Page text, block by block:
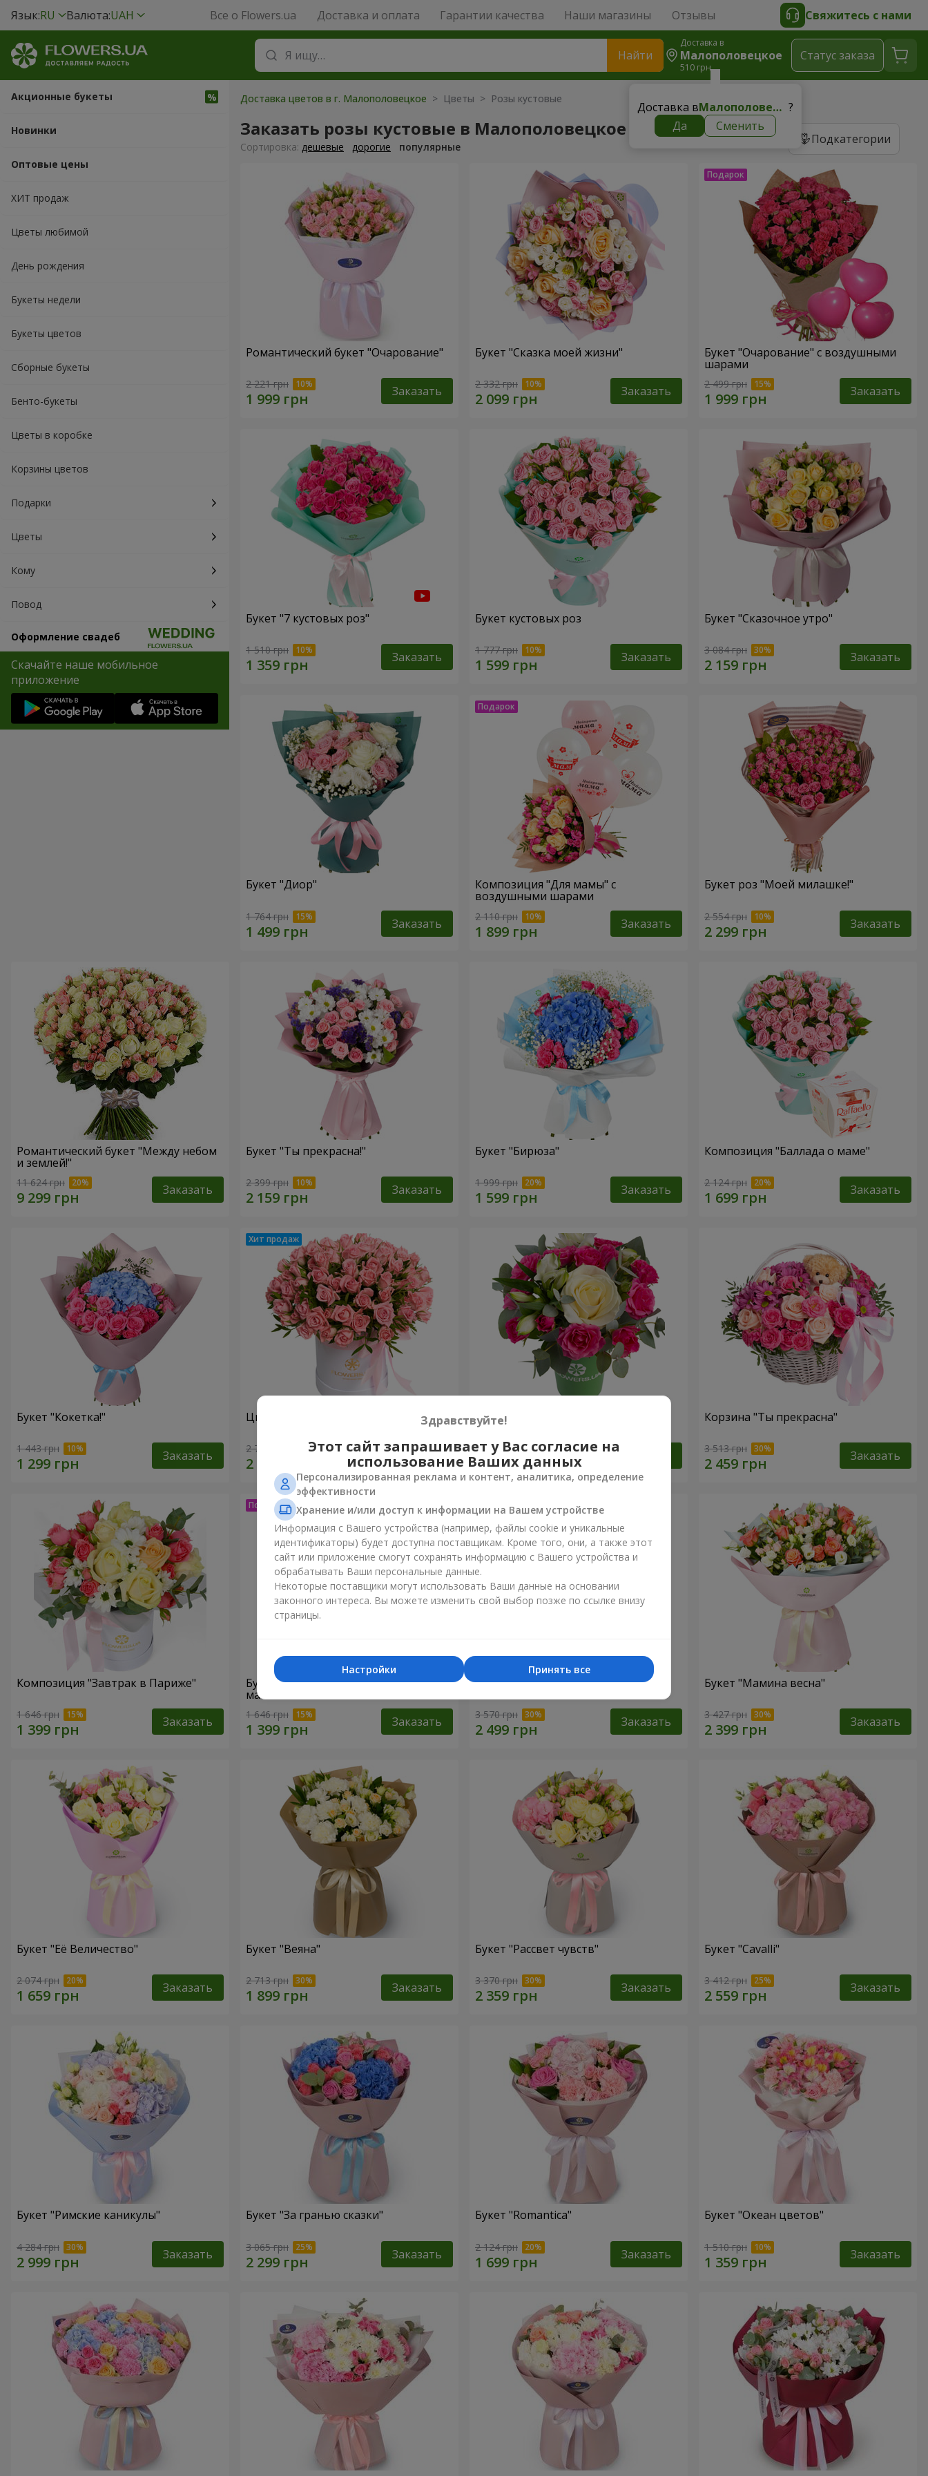
Язык:RU Валюта:UAH Все о Flowers.ua Доставка и оплата Гарантии качества Наши магазины Отзывы Свяжитесь с нами
Найти
Доставка в
Малополовецкое
510 грн
Доставка в Малополовецкое ?
Да
Сменить
Cтатус заказа
Акционные букеты
Новинки
Оптовые цены
ХИТ продаж
Цветы любимой
День рождения
Букеты недели
Букеты цветов
Сборные букеты
Бенто-букеты
Цветы в коробке
Корзины цветов
Подарки
Цветы
Кому
Повод
Оформление свадеб
Скачайте наше мобильное
приложение
Доставка цветов в г. Малополовецкое > Цветы > Розы кустовые
Заказать розы кустовые в Малополовецкое Подкатегории
Cортировка: дешевые дорогие популярные
Романтический букет "Очарование"
2 221 грн Заказать
Букет "Сказка моей жизни"
2 332 грн Заказать
Букет "Очарование" с воздушными
шарами
2 499 грн Заказать
Букет "7 кустовых роз"
1 510 грн Заказать
Букет кустовых роз
1 777 грн Заказать
Букет "Сказочное утро"
3 084 грн Заказать
Букет "Диор"
1 764 грн Заказать
Композиция "Для мамы" с
воздушными шарами
2 110 грн Заказать
Букет роз "Моей милашке!"
2 554 грн Заказать
Романтический букет "Между небом
и землей!"
11 624 грн Заказать
Букет "Ты прекрасна!"
2 399 грн Заказать
Букет "Бирюза"
1 999 грн Заказать
Композиция "Баллада о маме"
2 124 грн Заказать
Букет "Кокетка!"
1 443 грн Заказать
Цветы в коробке "Розовый оазис"
2 749 грн Заказать
Композиция "Вспышка чувств"
954 грн
Корзина "Ты прекрасна"
3 513 грн Заказать
Композиция "Завтрак в Париже"
1 646 грн Заказать
Букет "Грезы" с конфетами "Любимой
маме"
1 646 грн Заказать
Композиция "Любимые глаза"
3 570 грн Заказать
Букет "Мамина весна"
3 427 грн Заказать
Букет "Её Величество"
2 074 грн Заказать
Букет "Веяна"
2 713 грн Заказать
Букет "Рассвет чувств"
3 370 грн Заказать
Букет "Cаvalli"
3 412 грн Заказать
Букет "Римские каникулы"
4 284 грн Заказать
Букет "За гранью сказки"
3 065 грн Заказать
Букет "Romantica"
2 124 грн Заказать
Букет "Океан цветов"
1 510 грн Заказать
Здравствуйте!
Этот сайт запрашивает у Вас согласие на
использование Ваших данных
Персонализированная реклама и контент, аналитика, определение
эффективности
Хранение и/или доступ к информации на Вашем устройстве
Информация с Вашего устройства (например, файлы cookie и уникальные
идентификаторы) будет доступна поставщикам. Кроме того, они, а также этот
сайт или приложение смогут сохранять информацию с Вашего устройства и
обрабатывать Ваши персональные данные.
Некоторые поставщики могут использовать Ваши данные на основании
законного интереса. Вы можете изменить свой выбор позже по ссылке внизу
страницы.
Принять все
Настройки